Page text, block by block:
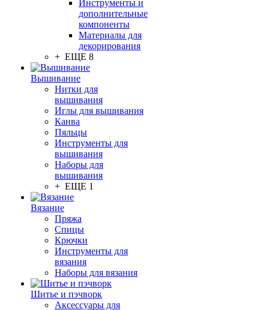
Инструменты и
дополнительные
компоненты
Материалы для
декорирования
+ ЕЩЕ 8
Вышивание
Нитки для
вышивания
Иглы для вышивания
Канва
Пяльцы
Инструменты для
вышивания
Наборы для
вышивания
+ ЕЩЕ 1
Вязание
Пряжа
Спицы
Крючки
Инструменты для
вязания
Наборы для вязания
Шитье и пэчворк
Аксессуары для